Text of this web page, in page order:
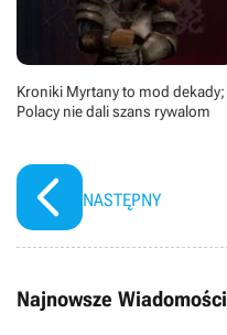
Kroniki Myrtany to mod dekady;
Polacy nie dali szans rywalom
NASTĘPNY
Najnowsze Wiadomości